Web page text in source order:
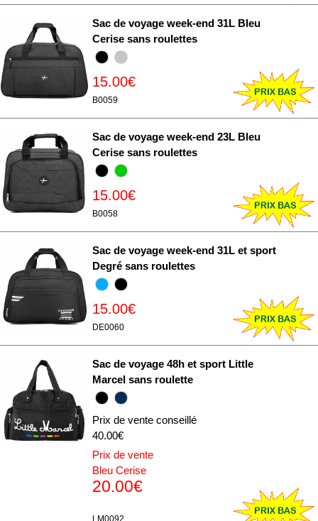
Sac de voyage week-end 31L Bleu
Cerise sans roulettes
15.00€
B0059
Sac de voyage week-end 23L Bleu
Cerise sans roulettes
15.00€
B0058
Sac de voyage week-end 31L et sport
Degré sans roulettes
15.00€
DE0060
Sac de voyage 48h et sport Little
Marcel sans roulette
Prix de vente conseillé
40.00€
Prix de vente
Bleu Cerise
20.00€
LM0092